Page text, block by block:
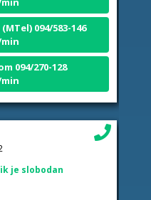
094/583-146
min
094/270-128
min